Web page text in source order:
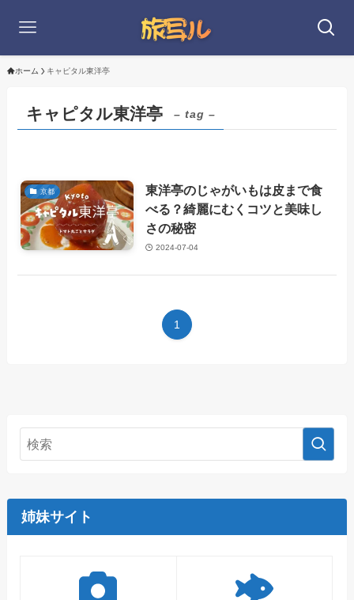
ホーム キャピタル東洋亭
キャピタル東洋亭 – tag –
京都
東洋亭のじゃがいもは皮まで食
べる？綺麗にむくコツと美味し
さの秘密
2024-07-04
1
姉妹サイト